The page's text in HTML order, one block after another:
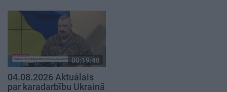
00:19:48
04.08.2026 Aktuālais
par karadarbību Ukrainā